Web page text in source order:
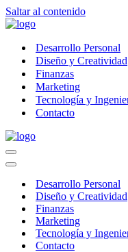
Saltar al contenido
Desarrollo Personal
Diseño y Creatividad
Finanzas
Marketing
Tecnología y
Contacto
Menú
de
Menú
navegaciónDesarrollo Personal
Diseño y Creatividad
Finanzas
Marketing
Tecnología y
Contacto